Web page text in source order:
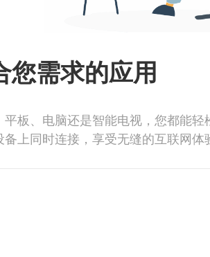
您需求的应用
板、电脑还是智能电视，您都能轻
上同时连接，享受无缝的互联网体